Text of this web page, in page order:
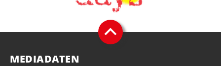
MEDIADATEN